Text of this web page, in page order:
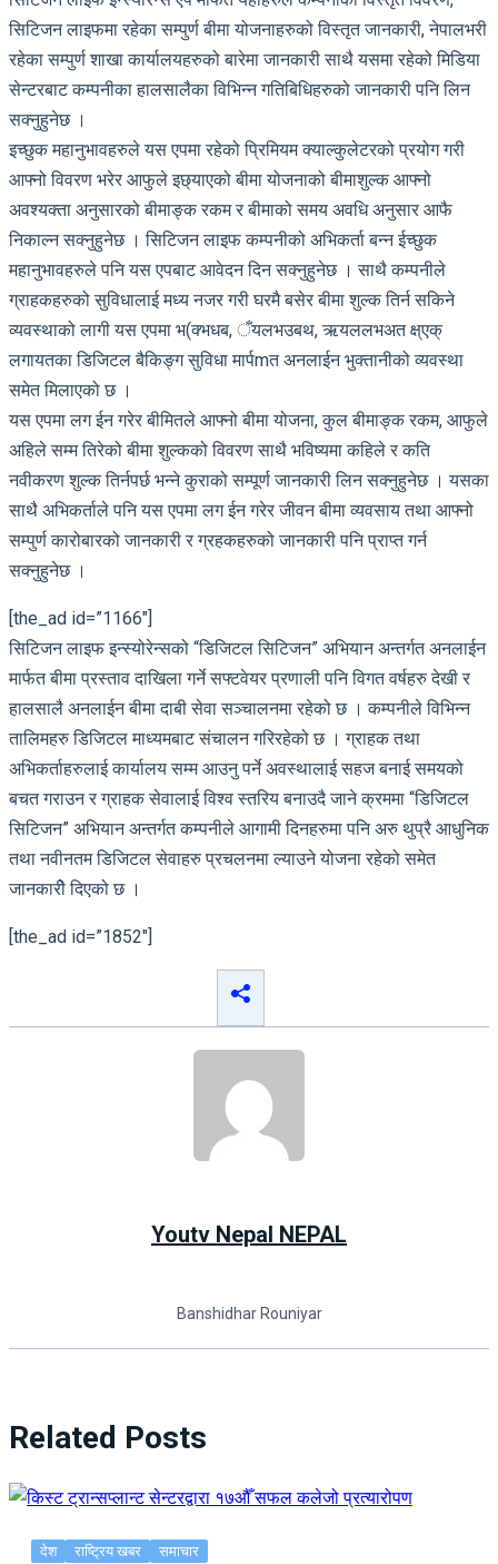
सिटिजन लाइफमा रहेका सम्पुर्ण बीमा योजनाहरुको विस्तृत जानकारी, नेपालभरी
रहेका सम्पुर्ण शाखा कार्यालयहरुको बारेमा जानकारी साथै यसमा रहेको मिडिया
सेन्टरबाट कम्पनीका हालसालैका विभिन्न गतिबिधिहरुको जानकारी पनि लिन
सक्नुहुनेछ ।
इच्छुक महानुभावहरुले यस एपमा रहेको प्रिमियम क्याल्कुलेटरको प्रयोग गरी
आफ्नो विवरण भरेर आफुले इछ्याएको बीमा योजनाको बीमाशुल्क आफ्नो
अवश्यक्ता अनुसारको बीमाङ्क रकम र बीमाको समय अवधि अनुसार आफै
निकाल्न सक्नुहुनेछ । सिटिजन लाइफ कम्पनीको अभिकर्ता बन्न ईच्छुक
महानुभावहरुले पनि यस एपबाट आवेदन दिन सक्नुहुनेछ । साथै कम्पनीले
ग्राहकहरुको सुविधालाई मध्य नजर गरी घरमै बसेर बीमा शुल्क तिर्न सकिने
व्यवस्थाको लागी यस एपमा भ(क्भधब, ँयलभउबथ, ऋयललभअत क्ष्एक्
लगायतका डिजिटल बैकिङ्ग सुविधा मार्पmत अनलाईन भुक्तानीको व्यवस्था
समेत मिलाएको छ ।
यस एपमा लग ईन गरेर बीमितले आफ्नो बीमा योजना, कुल बीमाङ्क रकम, आफुले
अहिले सम्म तिरेको बीमा शुल्कको विवरण साथै भविष्यमा कहिले र कति
नवीकरण शुल्क तिर्नपर्छ भन्ने कुराको सम्पूर्ण जानकारी लिन सक्नुहुनेछ । यसका
साथै अभिकर्ताले पनि यस एपमा लग ईन गरेर जीवन बीमा व्यवसाय तथा आफ्नो
सम्पुर्ण कारोबारको जानकारी र ग्रहकहरुको जानकारी पनि प्राप्त गर्न
सक्नुहुनेछ ।
[the_ad id=”1166″]
सिटिजन लाइफ इन्स्योरेन्सको “डिजिटल सिटिजन” अभियान अन्तर्गत अनलाईन
मार्फत बीमा प्रस्ताव दाखिला गर्ने सफ्टवेयर प्रणाली पनि विगत वर्षहरु देखी र
हालसालै अनलाईन बीमा दाबी सेवा सञ्चालनमा रहेको छ । कम्पनीले विभिन्न
तालिमहरु डिजिटल माध्यमबाट संचालन गरिरहेको छ । ग्राहक तथा
अभिकर्ताहरुलाई कार्यालय सम्म आउनु पर्ने अवस्थालाई सहज बनाई समयको
बचत गराउन र ग्राहक सेवालाई विश्व स्तरिय बनाउदै जाने क्रममा “डिजिटल
सिटिजन” अभियान अन्तर्गत कम्पनीले आगामी दिनहरुमा पनि अरु थुप्रै आधुनिक
तथा नवीनतम डिजिटल सेवाहरु प्रचलनमा ल्याउने योजना रहेको समेत
जानकारीे दिएको छ ।
[the_ad id=”1852″]
Youtv Nepal NEPAL
Banshidhar Rouniyar
Related Posts
देश राष्ट्रिय खबर समाचार